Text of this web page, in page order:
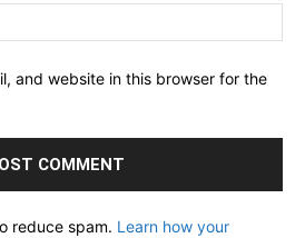
and website in this browser for the
reduce spam. Learn how your